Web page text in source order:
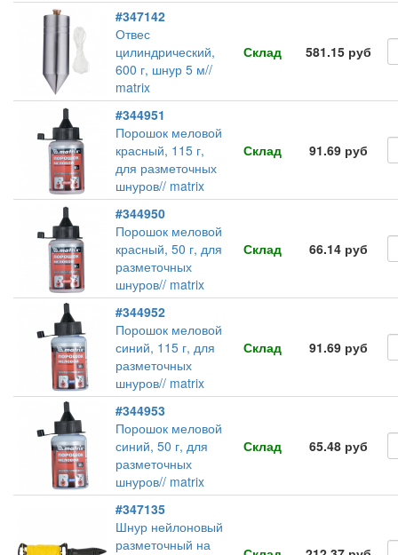
#347142
Отвес
цилиндрический,
600 г, шнур 5 м//
matrix
Склад 581.15 руб
#344951
Порошок меловой
красный, 115 г,
для разметочных
шнуров// matrix
Склад 91.69 руб
#344950
Порошок меловой
красный, 50 г, для
разметочных
шнуров// matrix
Склад 66.14 руб
#344952
Порошок меловой
синий, 115 г, для
разметочных
шнуров// matrix
Склад 91.69 руб
#344953
Порошок меловой
синий, 50 г, для
разметочных
шнуров// matrix
Склад 65.48 руб
#347135
Шнур нейлоновый
разметочный на